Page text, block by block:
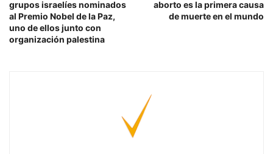
grupos israelíes nominados
al Premio Nobel de la Paz,
uno de ellos junto con
organización palestina
aborto es la primera causa
de muerte en el mundo